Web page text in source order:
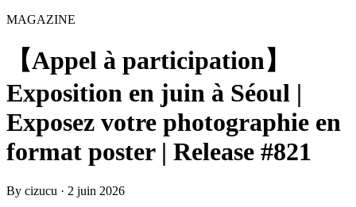
MAGAZINE
【Appel à participation】
Exposition en juin à Séoul |
Exposez votre photographie en
format poster | Release #821
By cizucu · 2 juin 2026